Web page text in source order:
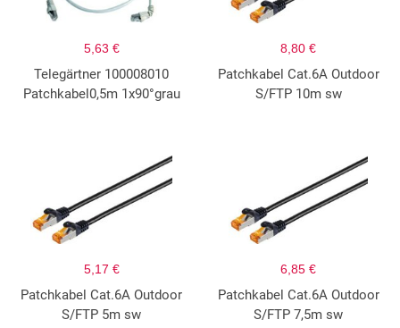
5,63 €
Telegärtner 100008010
Patchkabel0,5m 1x90°grau
8,80 €
Patchkabel Cat.6A Outdoor
S/FTP 10m sw
5,17 €
Patchkabel Cat.6A Outdoor
S/FTP 5m sw
6,85 €
Patchkabel Cat.6A Outdoor
S/FTP 7,5m sw